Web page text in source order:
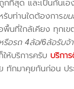
กที่สุด และเป็นกันเ
บท่านใดต้องการข
นที่ใกล้เคียง ทุกเข
รือรถ 4ล้อ/6ล้อรับ
ให้บริการครับ บริกา
กมาคุยกันก่อน ปร